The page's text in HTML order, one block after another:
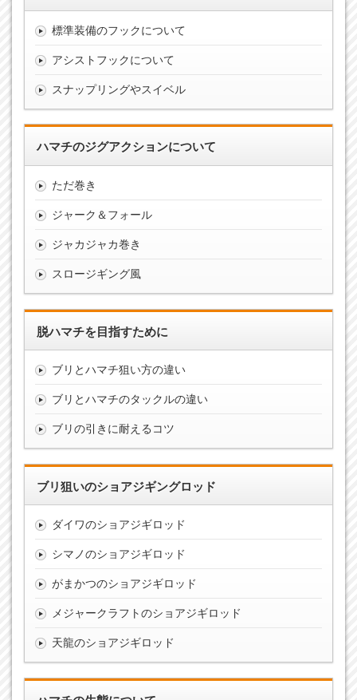
標準装備のフックについて
アシストフックについて
スナップリングやスイベル
ハマチのジグアクションについて
ただ巻き
ジャーク＆フォール
ジャカジャカ巻き
スロージギング風
脱ハマチを目指すために
ブリとハマチ狙い方の違い
ブリとハマチのタックルの違い
ブリの引きに耐えるコツ
ブリ狙いのショアジギングロッド
ダイワのショアジギロッド
シマノのショアジギロッド
がまかつのショアジギロッド
メジャークラフトのショアジギロッド
天龍のショアジギロッド